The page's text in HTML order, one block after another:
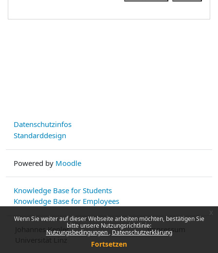
Wenn Sie weiter auf dieser Webseite arbeiten möchten, bestätigen Sie
bitte unsere Nutzungsrichtlinie:
Nutzungsbedingungen Datenschutzerklärung
Fortsetzen
Datenschutzinfos
Standarddesign
Powered by Moodle
Knowledge Base for Students
Knowledge Base for Employees
Johannes Kepler
Impressum